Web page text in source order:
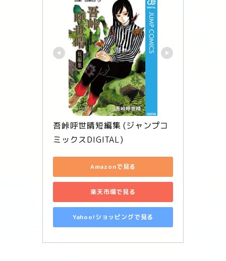
吾峠呼世晴短編集 (ジャンプコ
ミックスDIGITAL)
Amazonで見る
楽天市場で見る
Yahoo!ショッピングで見る